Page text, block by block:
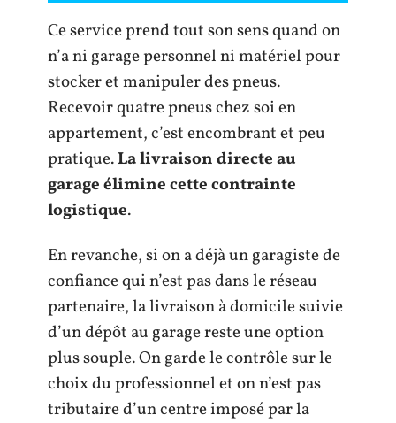
Ce service prend tout son sens quand on
n’a ni garage personnel ni matériel pour
stocker et manipuler des pneus.
Recevoir quatre pneus chez soi en
appartement, c’est encombrant et peu
pratique.La livraison directe au
garage élimine cette contrainte
logistique.
En revanche, si on a déjà un garagiste de
confiance qui n’est pas dans le réseau
partenaire, la livraison à domicile suivie
d’un dépôt au garage reste une option
plus souple. On garde le contrôle sur le
choix du professionnel et on n’est pas
tributaire d’un centre imposé par la